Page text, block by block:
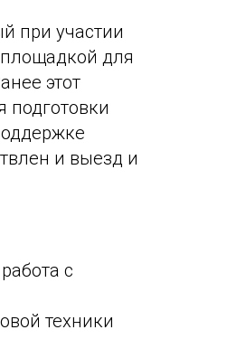
при участии
для
этот
подготовки
и выезд и
с
техники